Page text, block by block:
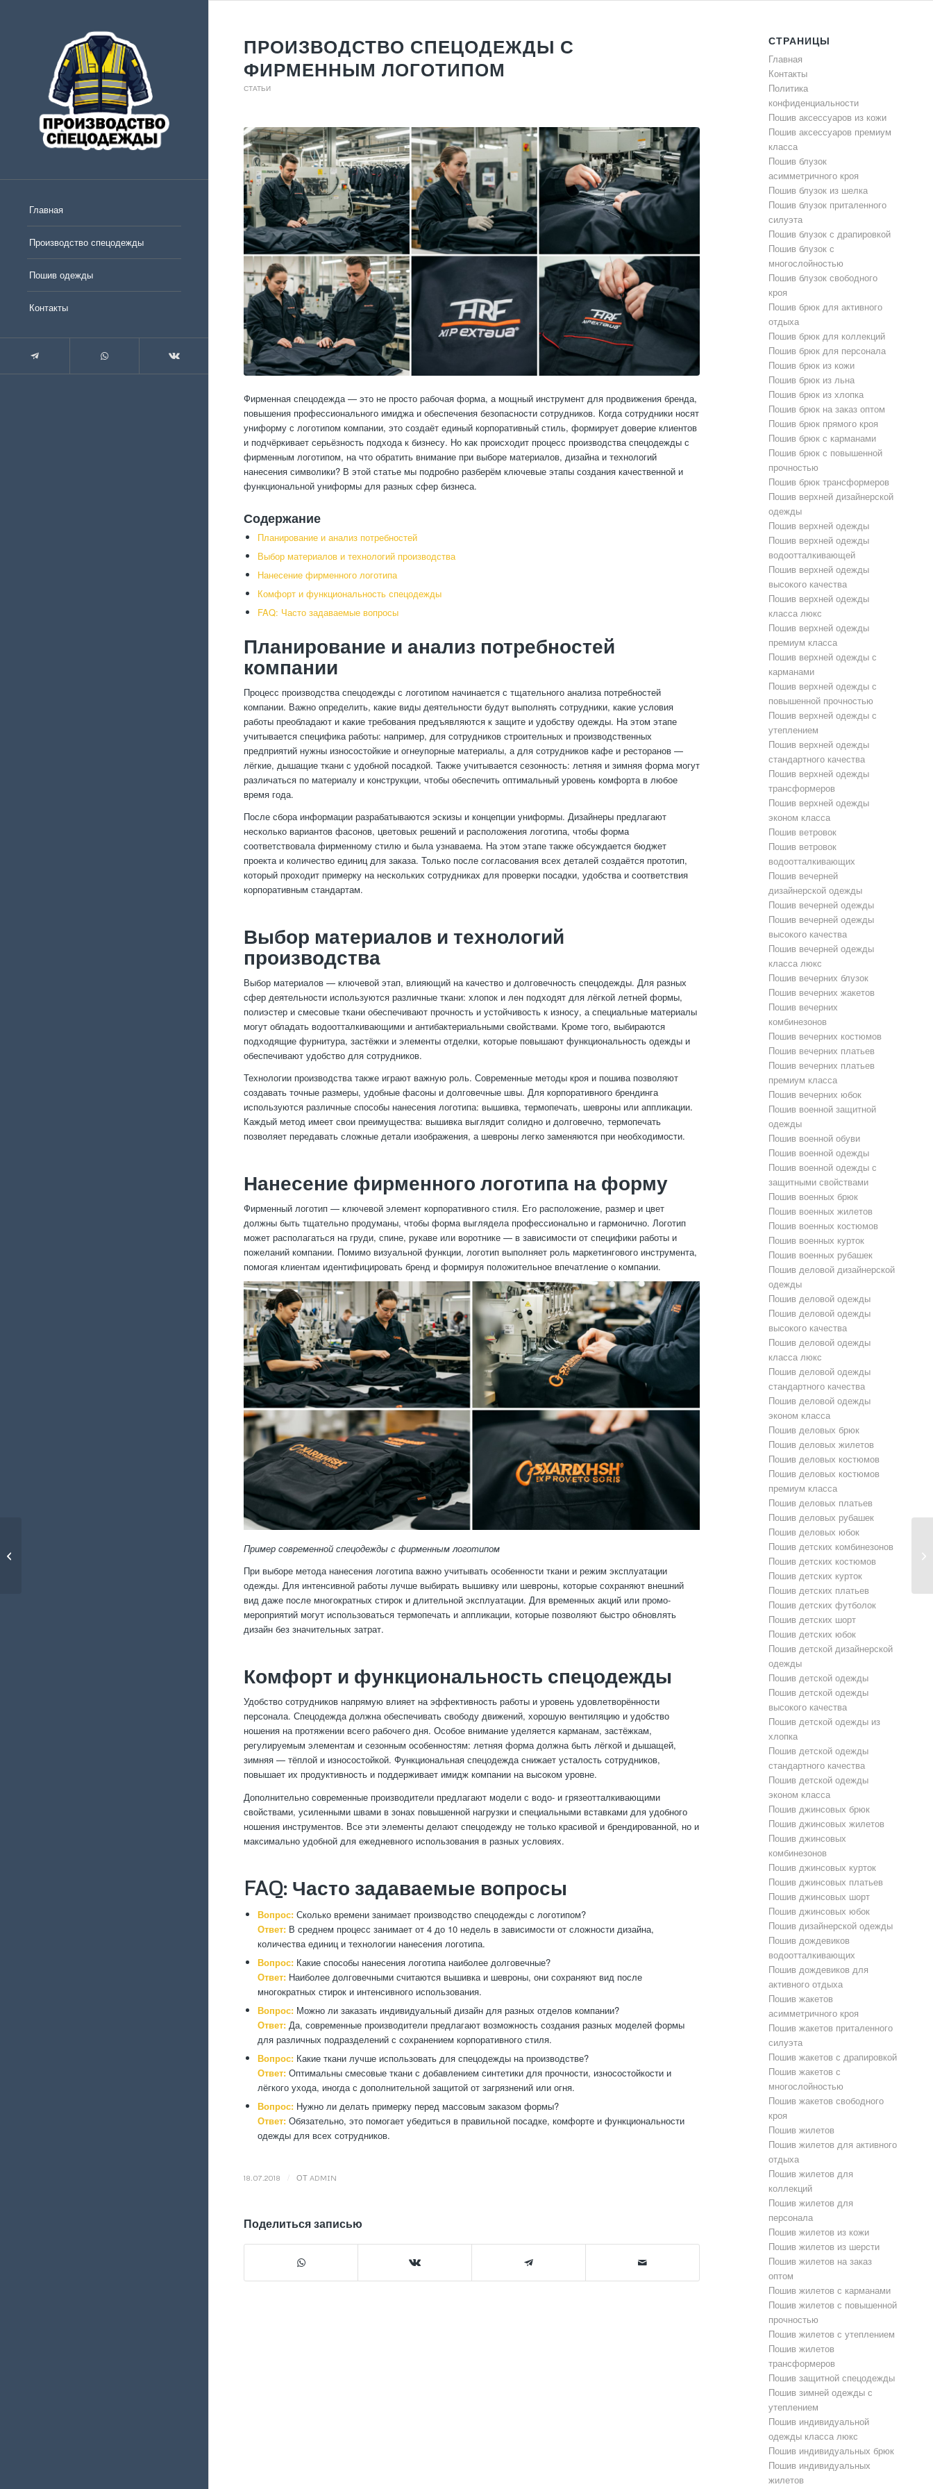
Главная
Производство спецодежды
Пошив одежды
Контакты
ПРОИЗВОДСТВО СПЕЦОДЕЖДЫ С
ФИРМЕННЫМ ЛОГОТИПОМ
СТАТЬИ
Фирменная спецодежда — это не просто рабочая форма, а мощный инструмент для продвижения бренда,
повышения профессионального имиджа и обеспечения безопасности сотрудников. Когда сотрудники носят
униформу с логотипом компании, это создаёт единый корпоративный стиль, формирует доверие клиентов
и подчёркивает серьёзность подхода к бизнесу. Но как происходит процесс производства спецодежды с
фирменным логотипом, на что обратить внимание при выборе материалов, дизайна и технологий
нанесения символики? В этой статье мы подробно разберём ключевые этапы создания качественной и
функциональной униформы для разных сфер бизнеса.
Содержание
Планирование и анализ потребностей
Выбор материалов и технологий производства
Нанесение фирменного логотипа
Комфорт и функциональность спецодежды
FAQ: Часто задаваемые вопросы
Планирование и анализ потребностей
компании
Процесс производства спецодежды с логотипом начинается с тщательного анализа потребностей
компании. Важно определить, какие виды деятельности будут выполнять сотрудники, какие условия
работы преобладают и какие требования предъявляются к защите и удобству одежды. На этом этапе
учитывается специфика работы: например, для сотрудников строительных и производственных
предприятий нужны износостойкие и огнеупорные материалы, а для сотрудников кафе и ресторанов —
лёгкие, дышащие ткани с удобной посадкой. Также учитывается сезонность: летняя и зимняя форма могут
различаться по материалу и конструкции, чтобы обеспечить оптимальный уровень комфорта в любое
время года.
После сбора информации разрабатываются эскизы и концепции униформы. Дизайнеры предлагают
несколько вариантов фасонов, цветовых решений и расположения логотипа, чтобы форма
соответствовала фирменному стилю и была узнаваема. На этом этапе также обсуждается бюджет
проекта и количество единиц для заказа. Только после согласования всех деталей создаётся прототип,
который проходит примерку на нескольких сотрудниках для проверки посадки, удобства и соответствия
корпоративным стандартам.
Выбор материалов и технологий
производства
Выбор материалов — ключевой этап, влияющий на качество и долговечность спецодежды. Для разных
сфер деятельности используются различные ткани: хлопок и лен подходят для лёгкой летней формы,
полиэстер и смесовые ткани обеспечивают прочность и устойчивость к износу, а специальные материалы
могут обладать водоотталкивающими и антибактериальными свойствами. Кроме того, выбираются
подходящие фурнитура, застёжки и элементы отделки, которые повышают функциональность одежды и
обеспечивают удобство для сотрудников.
Технологии производства также играют важную роль. Современные методы кроя и пошива позволяют
создавать точные размеры, удобные фасоны и долговечные швы. Для корпоративного брендинга
используются различные способы нанесения логотипа: вышивка, термопечать, шевроны или аппликации.
Каждый метод имеет свои преимущества: вышивка выглядит солидно и долговечно, термопечать
позволяет передавать сложные детали изображения, а шевроны легко заменяются при необходимости.
Нанесение фирменного логотипа на форму
Фирменный логотип — ключевой элемент корпоративного стиля. Его расположение, размер и цвет
должны быть тщательно продуманы, чтобы форма выглядела профессионально и гармонично. Логотип
может располагаться на груди, спине, рукаве или воротнике — в зависимости от специфики работы и
пожеланий компании. Помимо визуальной функции, логотип выполняет роль маркетингового инструмента,
помогая клиентам идентифицировать бренд и формируя положительное впечатление о компании.
Пример современной спецодежды с фирменным логотипом
При выборе метода нанесения логотипа важно учитывать особенности ткани и режим эксплуатации
одежды. Для интенсивной работы лучше выбирать вышивку или шевроны, которые сохраняют внешний
вид даже после многократных стирок и длительной эксплуатации. Для временных акций или промо-
мероприятий могут использоваться термопечать и аппликации, которые позволяют быстро обновлять
дизайн без значительных затрат.
Комфорт и функциональность спецодежды
Удобство сотрудников напрямую влияет на эффективность работы и уровень удовлетворённости
персонала. Спецодежда должна обеспечивать свободу движений, хорошую вентиляцию и удобство
ношения на протяжении всего рабочего дня. Особое внимание уделяется карманам, застёжкам,
регулируемым элементам и сезонным особенностям: летняя форма должна быть лёгкой и дышащей,
зимняя — тёплой и износостойкой. Функциональная спецодежда снижает усталость сотрудников,
повышает их продуктивность и поддерживает имидж компании на высоком уровне.
Дополнительно современные производители предлагают модели с водо- и грязеотталкивающими
свойствами, усиленными швами в зонах повышенной нагрузки и специальными вставками для удобного
ношения инструментов. Все эти элементы делают спецодежду не только красивой и брендированной, но и
максимально удобной для ежедневного использования в разных условиях.
FAQ: Часто задаваемые вопросы
Вопрос: Сколько времени занимает производство спецодежды с логотипом?
Ответ: В среднем процесс занимает от 4 до 10 недель в зависимости от сложности дизайна,
количества единиц и технологии нанесения логотипа.
Вопрос: Какие способы нанесения логотипа наиболее долговечные?
Ответ: Наиболее долговечными считаются вышивка и шевроны, они сохраняют вид после
многократных стирок и интенсивного использования.
Вопрос: Можно ли заказать индивидуальный дизайн для разных отделов компании?
Ответ: Да, современные производители предлагают возможность создания разных моделей формы
для различных подразделений с сохранением корпоративного стиля.
Вопрос: Какие ткани лучше использовать для спецодежды на производстве?
Ответ: Оптимальны смесовые ткани с добавлением синтетики для прочности, износостойкости и
лёгкого ухода, иногда с дополнительной защитой от загрязнений или огня.
Вопрос: Нужно ли делать примерку перед массовым заказом формы?
Ответ: Обязательно, это помогает убедиться в правильной посадке, комфорте и функциональности
одежды для всех сотрудников.
18.07.2018 ОТ ADMIN
Поделиться записью
СТРАНИЦЫ
Главная
Контакты
Политика
конфиденциальности
Пошив аксессуаров из кожи
Пошив аксессуаров премиум
класса
Пошив блузок
асимметричного кроя
Пошив блузок из шелка
Пошив блузок приталенного
силуэта
Пошив блузок с драпировкой
Пошив блузок с
многослойностью
Пошив блузок свободного
кроя
Пошив брюк для активного
отдыха
Пошив брюк для коллекций
Пошив брюк для персонала
Пошив брюк из кожи
Пошив брюк из льна
Пошив брюк из хлопка
Пошив брюк на заказ оптом
Пошив брюк прямого кроя
Пошив брюк с карманами
Пошив брюк с повышенной
прочностью
Пошив брюк трансформеров
Пошив верхней дизайнерской
одежды
Пошив верхней одежды
Пошив верхней одежды
водоотталкивающей
Пошив верхней одежды
высокого качества
Пошив верхней одежды
класса люкс
Пошив верхней одежды
премиум класса
Пошив верхней одежды с
карманами
Пошив верхней одежды с
повышенной прочностью
Пошив верхней одежды с
утеплением
Пошив верхней одежды
стандартного качества
Пошив верхней одежды
трансформеров
Пошив верхней одежды
эконом класса
Пошив ветровок
Пошив ветровок
водоотталкивающих
Пошив вечерней
дизайнерской одежды
Пошив вечерней одежды
Пошив вечерней одежды
высокого качества
Пошив вечерней одежды
класса люкс
Пошив вечерних блузок
Пошив вечерних жакетов
Пошив вечерних
комбинезонов
Пошив вечерних костюмов
Пошив вечерних платьев
Пошив вечерних платьев
премиум класса
Пошив вечерних юбок
Пошив военной защитной
одежды
Пошив военной обуви
Пошив военной одежды
Пошив военной одежды с
защитными свойствами
Пошив военных брюк
Пошив военных жилетов
Пошив военных костюмов
Пошив военных курток
Пошив военных рубашек
Пошив деловой дизайнерской
одежды
Пошив деловой одежды
Пошив деловой одежды
высокого качества
Пошив деловой одежды
класса люкс
Пошив деловой одежды
стандартного качества
Пошив деловой одежды
эконом класса
Пошив деловых брюк
Пошив деловых жилетов
Пошив деловых костюмов
Пошив деловых костюмов
премиум класса
Пошив деловых платьев
Пошив деловых рубашек
Пошив деловых юбок
Пошив детских комбинезонов
Пошив детских костюмов
Пошив детских курток
Пошив детских платьев
Пошив детских футболок
Пошив детских шорт
Пошив детских юбок
Пошив детской дизайнерской
одежды
Пошив детской одежды
Пошив детской одежды
высокого качества
Пошив детской одежды из
хлопка
Пошив детской одежды
стандартного качества
Пошив детской одежды
эконом класса
Пошив джинсовых брюк
Пошив джинсовых жилетов
Пошив джинсовых
комбинезонов
Пошив джинсовых курток
Пошив джинсовых платьев
Пошив джинсовых шорт
Пошив джинсовых юбок
Пошив дизайнерской одежды
Пошив дождевиков
водоотталкивающих
Пошив дождевиков для
активного отдыха
Пошив жакетов
асимметричного кроя
Пошив жакетов приталенного
силуэта
Пошив жакетов с драпировкой
Пошив жакетов с
многослойностью
Пошив жакетов свободного
кроя
Пошив жилетов
Пошив жилетов для активного
отдыха
Пошив жилетов для
коллекций
Пошив жилетов для
персонала
Пошив жилетов из кожи
Пошив жилетов из шерсти
Пошив жилетов на заказ
оптом
Пошив жилетов с карманами
Пошив жилетов с повышенной
прочностью
Пошив жилетов с утеплением
Пошив жилетов
трансформеров
Пошив защитной спецодежды
Пошив зимней одежды с
утеплением
Пошив индивидуальной
одежды класса люкс
Пошив индивидуальных брюк
Пошив индивидуальных
жилетов